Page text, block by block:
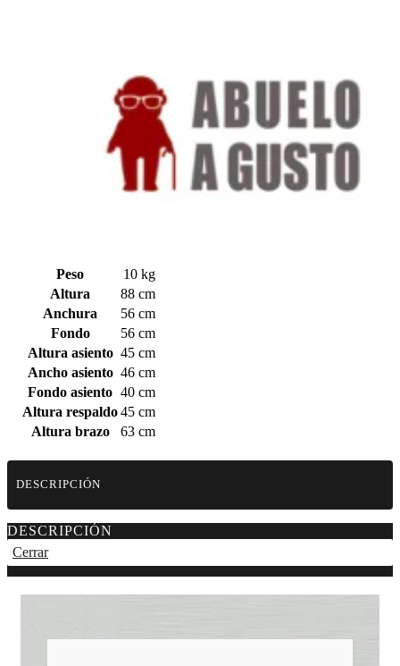
Peso
10 kg
Altura
88 cm
Anchura
56 cm
Fondo
56 cm
Altura asiento 45 cm
Ancho asiento 46 cm
Fondo asiento 40 cm
Altura respaldo45 cm
Altura brazo
63 cm
DESCRIPCIÓN
DESCRIPCIÓN
Cerrar